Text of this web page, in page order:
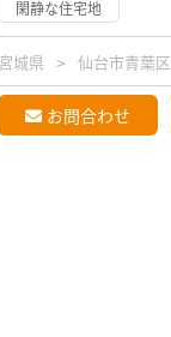
閑静な住宅地
宮城県 仙台市青葉区
お問合わせ